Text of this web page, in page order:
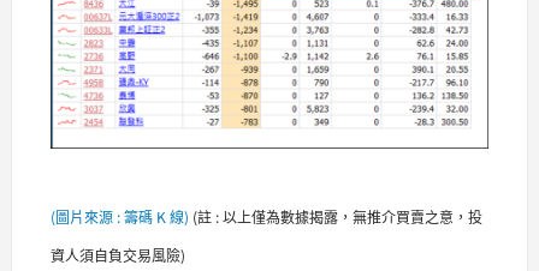
(圖片來源 : 籌碼 K 線) (註 : 以上僅為數據揭露，無推介買賣之意，投
資人須自負交易風險)